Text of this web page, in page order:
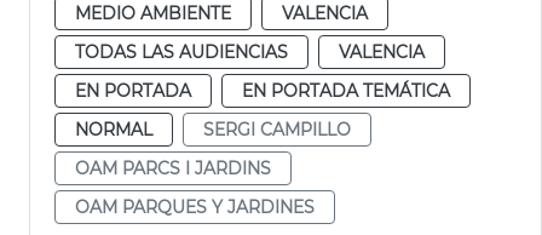
MEDIO AMBIENTE
VALENCIA
TODAS LAS AUDIENCIAS
VALENCIA
EN PORTADA
EN PORTADA TEMÁTICA
NORMAL
SERGI CAMPILLO
OAM PARCS I JARDINS
OAM PARQUES Y JARDINES